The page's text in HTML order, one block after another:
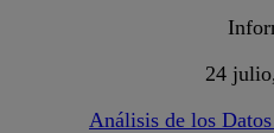
24
Análisis de los